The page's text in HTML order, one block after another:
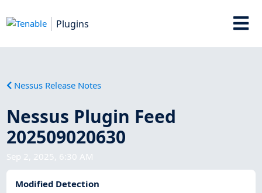
Plugins
Nessus Release Notes
Nessus Plugin Feed
202509020630
Sep 2, 2025, 6:30 AM
Modified Detection